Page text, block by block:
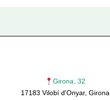
Girona, 32
17183 Vilobí d'Onyar, Girona